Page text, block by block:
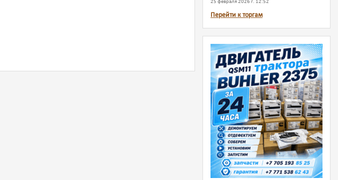
25 февраля 2026 г. 12:52
Перейти к торгам